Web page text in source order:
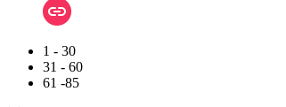
1 - 30
31 - 60
61 -85